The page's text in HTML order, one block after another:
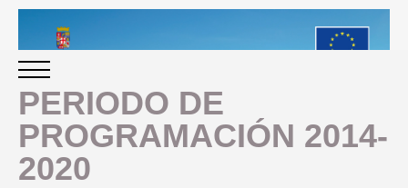
INICIO
PERIODO DE
PROGRAMACIÓN 2014-
2020